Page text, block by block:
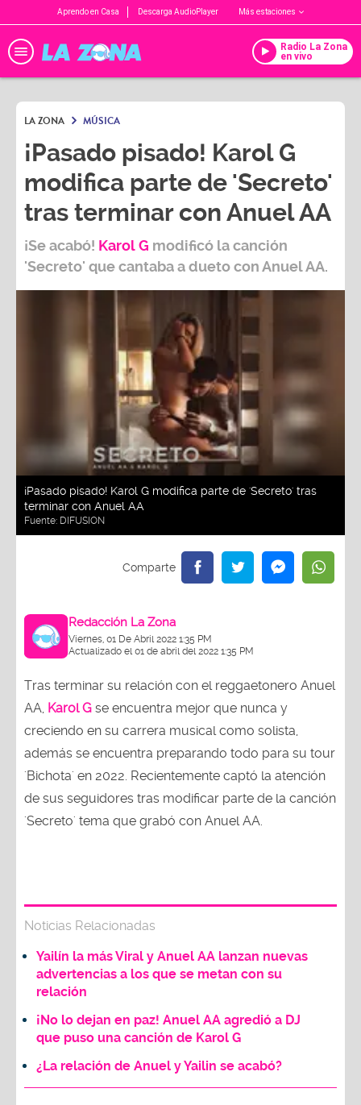
Aprendo en Casa Descarga AudioPlayer Más estaciones
Radio La Zona
en vivo
LA ZONA MÚSICA
¡Pasado pisado! Karol G
modifica parte de 'Secreto'
tras terminar con Anuel AA
¡Se acabó! Karol G modificó la canción
'Secreto' que cantaba a dueto con Anuel AA.
¡Pasado pisado! Karol G modifica parte de 'Secreto' tras
terminar con Anuel AA
Fuente: DIFUSION
Redacción La Zona
Viernes, 01 De Abril 2022 1:35 PM
Actualizado el 01 de abril del 2022 1:35 PM
Tras terminar su relación con el reggaetonero Anuel
AA, Karol G se encuentra mejor que nunca y
creciendo en su carrera musical como solista,
además se encuentra preparando todo para su tour
'Bichota' en 2022. Recientemente captó la atención
de sus seguidores tras modificar parte de la canción
'Secreto' tema que grabó con Anuel AA.
Noticias Relacionadas
Yailín la más Viral y Anuel AA lanzan nuevas
advertencias a los que se metan con su
relación
¡No lo dejan en paz! Anuel AA agredió a DJ
que puso una canción de Karol G
¿La relación de Anuel y Yailin se acabó?